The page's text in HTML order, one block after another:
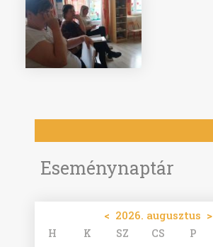
Eseménynaptár
< 2026. augusztus >
H K SZ CS P